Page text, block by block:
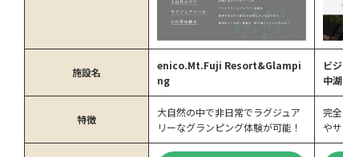
施設名
enico.Mt.Fuji Resort&Glampi
ng
ビジョ
中湖
特徴
大自然の中で非日常でラグジュア
リーなグランピング体験が可能！
完全プ
やサウ